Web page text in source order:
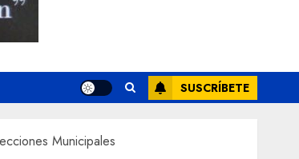
SUSCRÍBETE
Municipales